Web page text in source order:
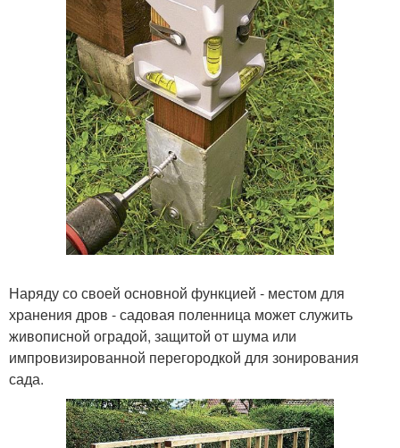
Наряду со своей основной функцией - местом для
хранения дров - садовая поленница может служить
живописной оградой, защитой от шума или
импровизированной перегородкой для зонирования
сада.